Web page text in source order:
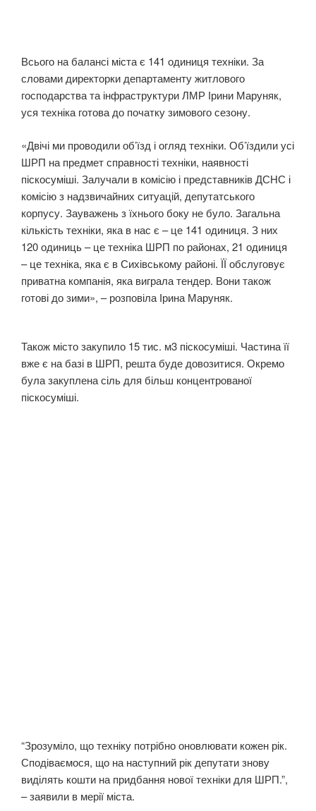
Всього на балансі міста є 141 одиниця техніки. За
словами директорки департаменту житлового
господарства та інфраструктури ЛМР Ірини Маруняк,
уся техніка готова до початку зимового сезону.
«Двічі ми проводили об’їзд і огляд техніки. Об’їздили усі
ШРП на предмет справності техніки, наявності
піскосуміші. Залучали в комісію і представників ДСНС і
комісію з надзвичайних ситуацій, депутатського
корпусу. Зауважень з їхнього боку не було. Загальна
кількість техніки, яка в нас є – це 141 одиниця. З них
120 одиниць – це техніка ШРП по районах, 21 одиниця
– це техніка, яка є в Сихівському районі. ЇЇ обслуговує
приватна компанія, яка виграла тендер. Вони також
готові до зими», – розповіла Ірина Маруняк.
Також місто закупило 15 тис. м3 піскосуміші. Частина її
вже є на базі в ШРП, решта буде довозитися. Окремо
була закуплена сіль для більш концентрованої
піскосуміші.
“Зрозуміло, що техніку потрібно оновлювати кожен рік.
Сподіваємося, що на наступний рік депутати знову
виділять кошти на придбання нової техніки для ШРП.”,
– заявили в мерії міста.